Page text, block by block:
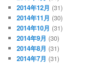
2014年12月 (31)
2014年11月 (30)
2014年10月 (31)
2014年9月 (30)
2014年8月 (31)
2014年7月 (31)